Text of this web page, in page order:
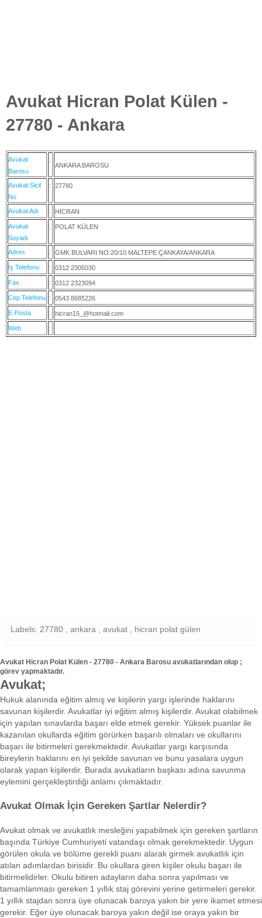
Avukat Hicran Polat Külen -
27780 - Ankara
Avukat
Barosu
:
ANKARA BAROSU
Avukat Sicil
No
: 27780
Avukat Adı : HİCRAN
Avukat
Soyadı
: POLAT KÜLEN
Adres : GMK BULVARI NO:20/10 MALTEPE ÇANKAYA/ANKARA
İş Telefonu : 0312 2305030
Fax : 0312 2323094
Cep Telefonu : 0543 8685226
E-Posta : hicran15_@hotmail.com
Web :
Labels: 27780 , ankara , avukat , hicran polat gülen
Avukat Hicran Polat Külen - 27780 - Ankara Barosu avukatlarından olup ;
görev yapmaktadır.
Avukat;
Hukuk alanında eğitim almış ve kişilerin yargı işlerinde haklarını
savunan kişilerdir. Avukatlar iyi eğitim almış kişilerdir. Avukat olabilmek
için yapılan sınavlarda başarı elde etmek gerekir. Yüksek puanlar ile
kazanılan okullarda eğitim görürken başarılı olmaları ve okullarını
başarı ile bitirmeleri gerekmektedir. Avukatlar yargı karşısında
bireylerin haklarını en iyi şekilde savunan ve bunu yasalara uygun
olarak yapan kişilerdir. Burada avukatların başkası adına savunma
eylemini gerçekleştirdiği anlamı çıkmaktadır.
Avukat Olmak İçin Gereken Şartlar Nelerdir?
Avukat olmak ve avukatlık mesleğini yapabilmek için gereken şartların
başında Türkiye Cumhuriyeti vatandaşı olmak gerekmektedir. Uygun
görülen okula ve bölüme gerekli puanı alarak girmek avukatlık için
atılan adımlardan birisidir. Bu okullara giren kişiler okulu başarı ile
bitirmelidirler. Okulu bitiren adayların daha sonra yapılması ve
tamamlanması gereken 1 yıllık staj görevini yerine getirmeleri gerekir.
1 yıllık stajdan sonra üye olunacak baroya yakın bir yere ikamet etmesi
gerekir. Eğer üye olunacak baroya yakın değil ise oraya yakın bir